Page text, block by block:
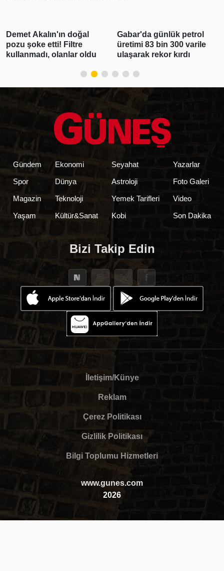
Gabar'da günlük petrol
üretimi 83 bin 300 varile
ulaşarak rekor kırdı
Polis Meslek
Yüksekokullarına 3 bin
250 öğrenci alınacak
Gündem
Spor
Magazin
Yaşam
Ekonomi
Dünya
Teknoloji
Kültür&Sanat
Seyahat
Astroloji
Yemek Tarifleri
Kobi
Yazarlar
Foto Galeri
Video
Son Dakika
Bizi Takip Edin
İletişim/Künye
Reklam
Çerez Politikası
Gizlilik Politikası
Bilgi Toplumu Hizmetleri
www.gunes.com
2026